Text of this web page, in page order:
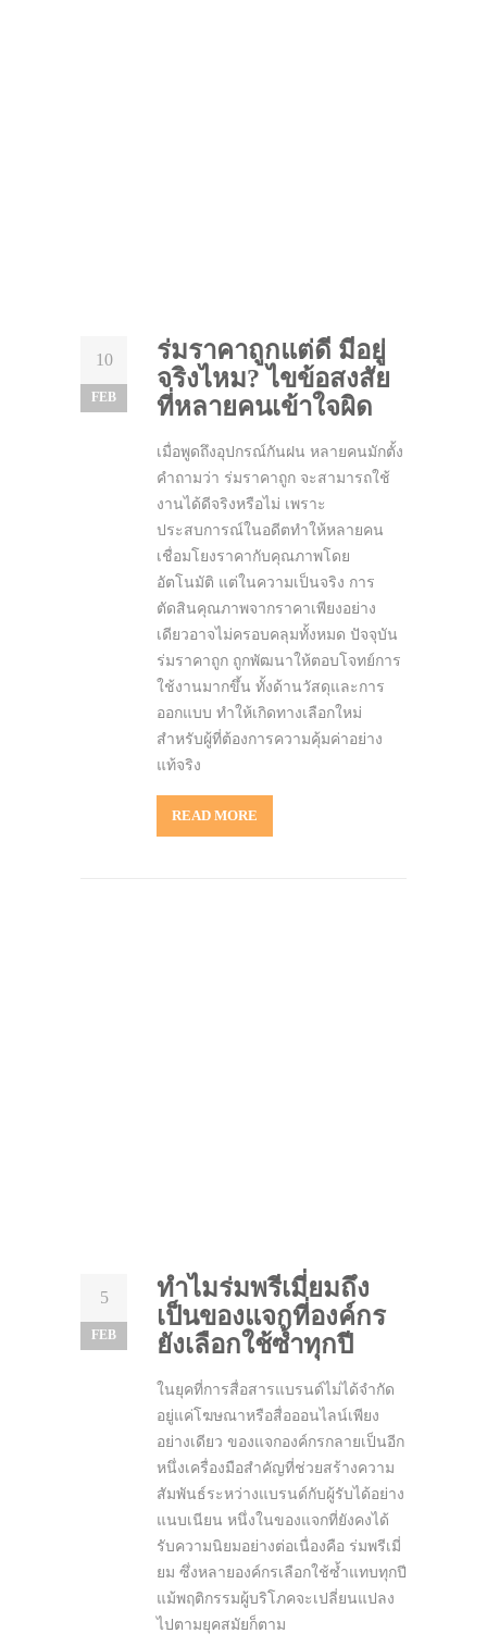
10
FEB
ร่มราคาถูกแต่ดี มีอยู่
จริงไหม? ไขข้อสงสัย
ที่หลายคนเข้าใจผิด
เมื่อพูดถึงอุปกรณ์กันฝน หลายคนมักตั้ง
คำถามว่า ร่มราคาถูก จะสามารถใช้
งานได้ดีจริงหรือไม่ เพราะ
ประสบการณ์ในอดีตทำให้หลายคน
เชื่อมโยงราคากับคุณภาพโดย
อัตโนมัติ แต่ในความเป็นจริง การ
ตัดสินคุณภาพจากราคาเพียงอย่าง
เดียวอาจไม่ครอบคลุมทั้งหมด ปัจจุบัน
ร่มราคาถูก ถูกพัฒนาให้ตอบโจทย์การ
ใช้งานมากขึ้น ทั้งด้านวัสดุและการ
ออกแบบ ทำให้เกิดทางเลือกใหม่
สำหรับผู้ที่ต้องการความคุ้มค่าอย่าง
แท้จริง
READ MORE
5
FEB
ทำไมร่มพรีเมี่ยมถึง
เป็นของแจกที่องค์กร
ยังเลือกใช้ซ้ำทุกปี
ในยุคที่การสื่อสารแบรนด์ไม่ได้จำกัด
อยู่แค่โฆษณาหรือสื่อออนไลน์เพียง
อย่างเดียว ของแจกองค์กรกลายเป็นอีก
หนึ่งเครื่องมือสำคัญที่ช่วยสร้างความ
สัมพันธ์ระหว่างแบรนด์กับผู้รับได้อย่าง
แนบเนียน หนึ่งในของแจกที่ยังคงได้
รับความนิยมอย่างต่อเนื่องคือ ร่มพรีเมี่
ยม ซึ่งหลายองค์กรเลือกใช้ซ้ำแทบทุกปี
แม้พฤติกรรมผู้บริโภคจะเปลี่ยนแปลง
ไปตามยุคสมัยก็ตาม